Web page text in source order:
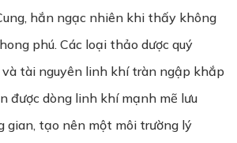
hắn ngạc nhiên khi thấy không
phú. Các loại thảo dược quý
và tài nguyên linh khí tràn ngập khắp
được dòng linh khí mạnh mẽ lưu
gian, tạo nên một môi trường lý